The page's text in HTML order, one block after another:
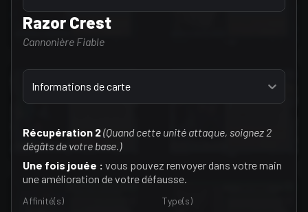
Razor Crest
Cannonière Fiable
Sélectionner un onglet
Informations de carte
Récupération 2(Quand cette unité attaque, soignez 2
dégâts de votre base.)
Une fois jouée : vous pouvez renvoyer dans votre main
une amélioration de votre défausse.
Affinité(s)
Type(s)